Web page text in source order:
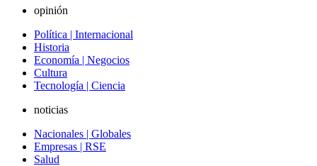
opinión
Política | Internacional
Historia
Economía | Negocios
Cultura
Tecnología | Ciencia
noticias
Nacionales | Globales
Empresas | RSE
Salud